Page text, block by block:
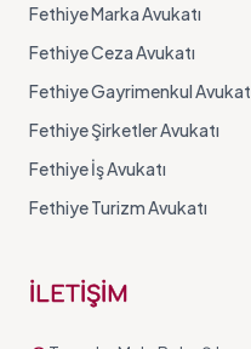
Fethiye Marka Avukatı
Fethiye Ceza Avukatı
Fethiye Gayrimenkul
Fethiye Şirketler Avukatı
Fethiye İş Avukatı
Fethiye Turizm Avukatı
İLETİŞİM